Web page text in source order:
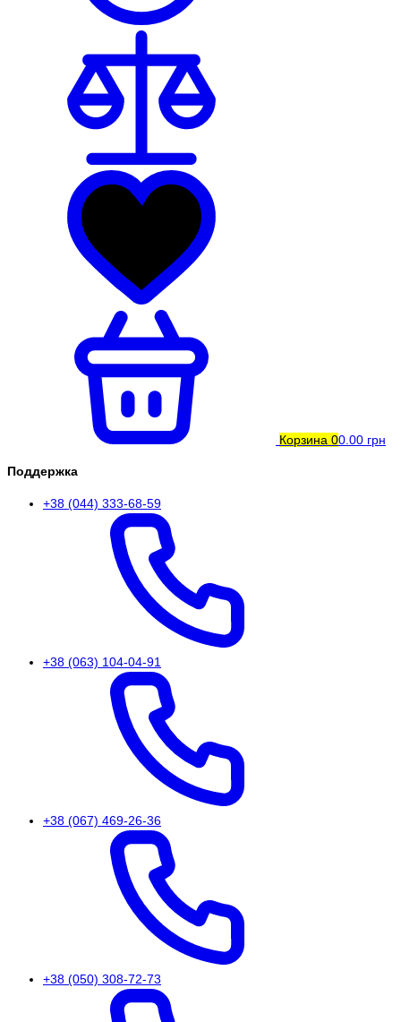
Корзина 00.00 грн
Поддержка
+38 (044) 333-68-59
+38 (063) 104-04-91
+38 (067) 469-26-36
+38 (050) 308-72-73